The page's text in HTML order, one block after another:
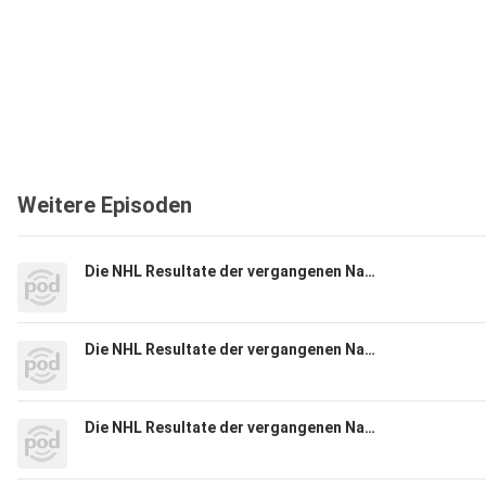
Weitere Episoden
Die NHL Resultate der vergangenen Nacht (2025-06-29)
Die NHL Resultate der vergangenen Nacht (2025-06-28)
Die NHL Resultate der vergangenen Nacht (2025-06-27)